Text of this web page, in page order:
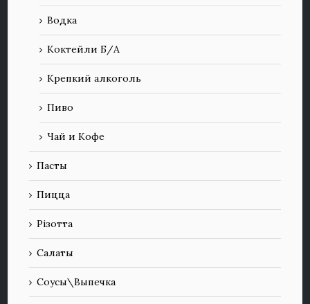
Водка
Коктейли Б/А
Крепкий алкоголь
Пиво
Чай и Кофе
Пасты
Пицца
Різотта
Салаты
Соусы\Выпечка